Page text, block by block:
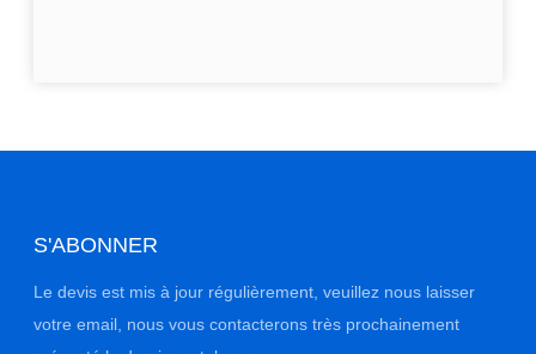
S'ABONNER
Le devis est mis à jour régulièrement, veuillez nous laisser
votre email, nous vous contacterons très prochainement